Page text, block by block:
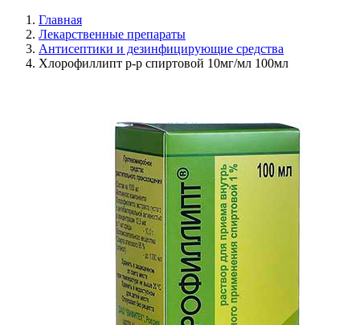
Главная
Лекарственные препараты
Антисептики и дезинфицирующие средства
Хлорофиллипт р-р спиртовой 10мг/мл 100мл